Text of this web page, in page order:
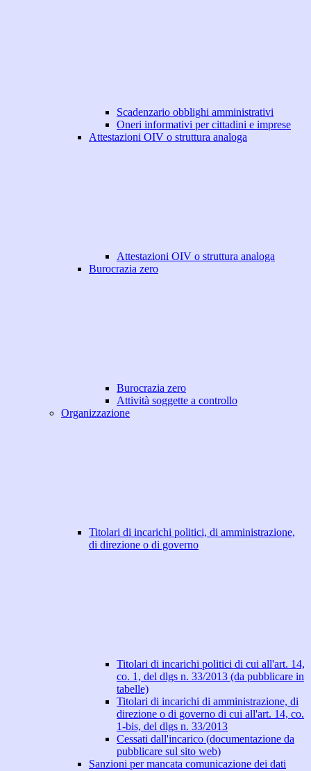
Scadenzario obblighi amministrativi
Oneri informativi per cittadini e imprese
Attestazioni OIV o struttura analoga
Attestazioni OIV o struttura analoga
Burocrazia zero
Burocrazia zero
Attività soggette a controllo
Organizzazione
Titolari di incarichi politici, di amministrazione,
di direzione o di governo
Titolari di incarichi politici di cui all'art. 14,
co. 1, del dlgs n. 33/2013 (da pubblicare in
tabelle)
Titolari di incarichi di amministrazione, di
direzione o di governo di cui all'art. 14, co.
1-bis, del dlgs n. 33/2013
Cessati dall'incarico (documentazione da
pubblicare sul sito web)
Sanzioni per mancata comunicazione dei dati